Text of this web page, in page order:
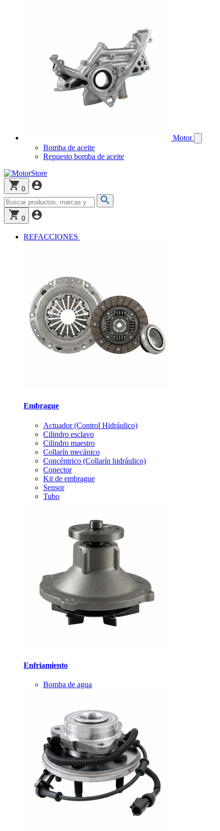
Motor
Bomba de aceite
Repuesto bomba de aceite
0
0
REFACCIONES
Embrague
Actuador (Control Hidráulico)
Cilindro esclavo
Cilindro maestro
Collarín mecánico
Concéntrico (Collarín hidráulico)
Conector
Kit de embrague
Sensor
Tubo
Enfriamiento
Bomba de agua